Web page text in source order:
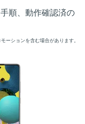
順、動作確認済の
ーションを含む場合があります。